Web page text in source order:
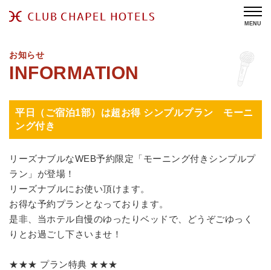
MENU
お知らせ
平日（ご宿泊1部）は超お得 シンプルプラン モーニ
ング付き
リーズナブルなWEB予約限定「モーニング付きシンプルプ
ラン」が登場！
リーズナブルにお使い頂けます。
お得な予約プランとなっております。
是非、当ホテル自慢のゆったりベッドで、どうぞごゆっく
りとお過ごし下さいませ！
★★★ プラン特典 ★★★